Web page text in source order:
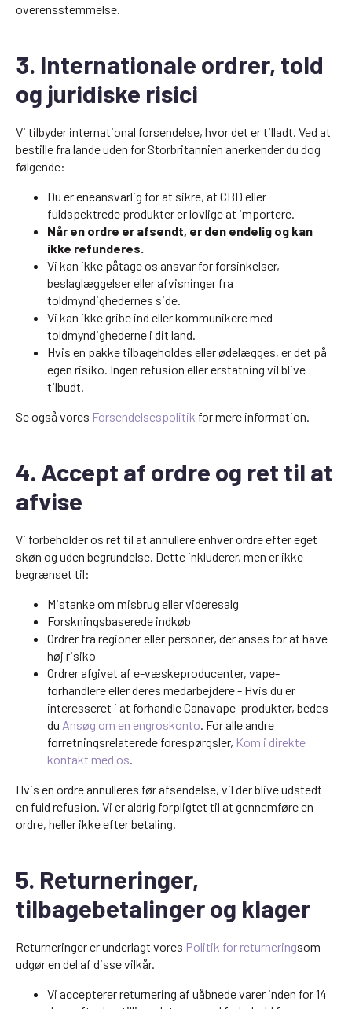
overensstemmelse.
3. Internationale ordrer, told
og juridiske risici
Vi tilbyder international forsendelse, hvor det er tilladt. Ved at
bestille fra lande uden for Storbritannien anerkender du dog
følgende:
Du er eneansvarlig for at sikre, at CBD eller
fuldspektrede produkter er lovlige at importere.
Når en ordre er afsendt, er den endelig og kan
ikke refunderes.
Vi kan ikke påtage os ansvar for forsinkelser,
beslaglæggelser eller afvisninger fra
toldmyndighedernes side.
Vi kan ikke gribe ind eller kommunikere med
toldmyndighederne i dit land.
Hvis en pakke tilbageholdes eller ødelægges, er det på
egen risiko. Ingen refusion eller erstatning vil blive
tilbudt.
Se også vores Forsendelsespolitik for mere information.
4. Accept af ordre og ret til at
afvise
Vi forbeholder os ret til at annullere enhver ordre efter eget
skøn og uden begrundelse. Dette inkluderer, men er ikke
begrænset til:
Mistanke om misbrug eller videresalg
Forskningsbaserede indkøb
Ordrer fra regioner eller personer, der anses for at have
høj risiko
Ordrer afgivet af e-væskeproducenter, vape-
forhandlere eller deres medarbejdere - Hvis du er
interesseret i at forhandle Canavape-produkter, bedes
du Ansøg om en engroskonto. For alle andre
forretningsrelaterede forespørgsler, Kom i direkte
kontakt med os.
Hvis en ordre annulleres før afsendelse, vil der blive udstedt
en fuld refusion. Vi er aldrig forpligtet til at gennemføre en
ordre, heller ikke efter betaling.
5. Returneringer,
tilbagebetalinger og klager
Returneringer er underlagt vores Politik for returneringsom
udgør en del af disse vilkår.
Vi accepterer returnering af uåbnede varer inden for 14